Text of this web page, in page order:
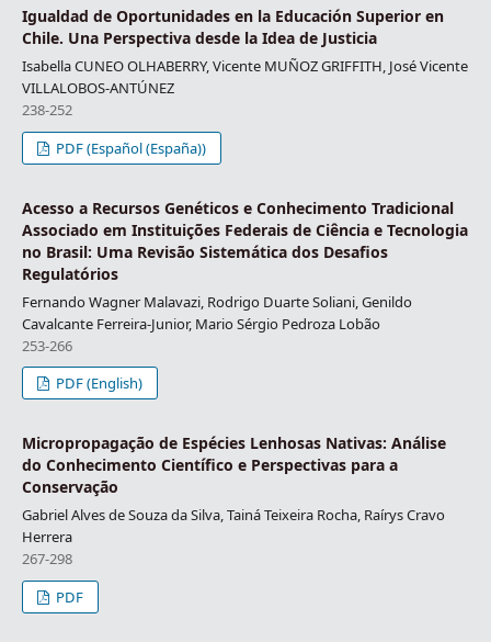
Igualdad de Oportunidades en la Educación Superior en
Chile. Una Perspectiva desde la Idea de Justicia
Isabella CUNEO OLHABERRY, Vicente MUÑOZ GRIFFITH, José Vicente
VILLALOBOS-ANTÚNEZ
238-252
PDF (Español (España))
Acesso a Recursos Genéticos e Conhecimento Tradicional
Associado em Instituições Federais de Ciência e Tecnologia
no Brasil: Uma Revisão Sistemática dos Desafios
Regulatórios
Fernando Wagner Malavazi, Rodrigo Duarte Soliani, Genildo
Cavalcante Ferreira-Junior, Mario Sérgio Pedroza Lobão
253-266
PDF (English)
Micropropagação de Espécies Lenhosas Nativas: Análise
do Conhecimento Científico e Perspectivas para a
Conservação
Gabriel Alves de Souza da Silva, Tainá Teixeira Rocha, Raírys Cravo
Herrera
267-298
PDF